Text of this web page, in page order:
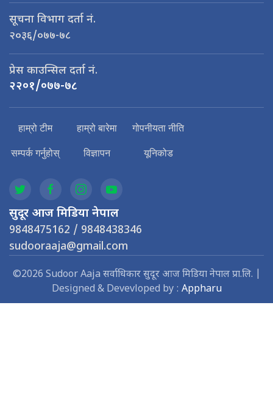
सूचना विभाग दर्ता नं.
२०३६/०७७-७८
प्रेस काउन्सिल दर्ता नं.
२२०१/०७७-७८
हाम्रो टीम हाम्रो बारेमा गोपनीयता नीति
सम्पर्क गर्नुहोस् विज्ञापन यूनिकोड
सुदूर आज मिडिया नेपाल
9848475162 / 9848438346
sudooraaja@gmail.com
©2026 Sudoor Aaja सर्वाधिकार सुदूर आज मिडिया नेपाल प्रा.लि. |
Designed & Devevloped by : Appharu